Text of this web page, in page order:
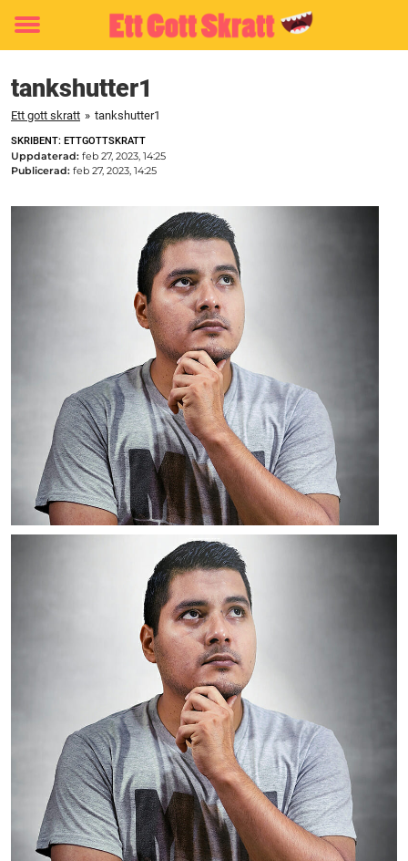
Toggle
tankshutter1
Ett gott skratt » tankshutter1
SKRIBENT: ETTGOTTSKRATT
Uppdaterad: feb 27, 2023, 14:25
Publicerad: feb 27, 2023, 14:25